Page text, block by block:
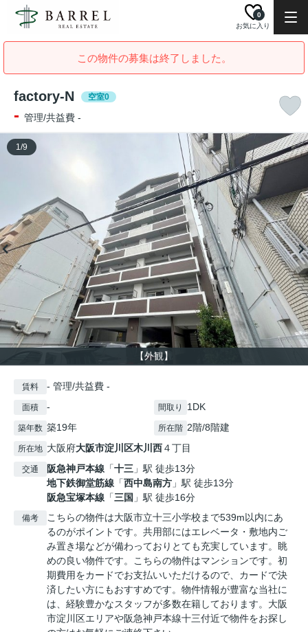
お気に入り
0
この物件の募集は終了しました。
factory-N 空室0
- 管理/共益費 -
【外観】
1/9
賃料 - 管理/共益費 -
面積 - 間取り 1DK
築年数 築19年 所在階 2階/8階建
所在地 大阪府大阪市淀川区木川西４丁目
交通 阪急神戸本線 「十三 」駅 徒歩13分
地下鉄御堂筋線 「西中島南方 」駅 徒歩13分
阪急宝塚本線 「三国 」駅 徒歩16分
備考
こちらの物件は大阪市立十三小学校まで539m以内にあ
るのがポイントです。共用部にはエレベータ・敷地内ご
み置き場などが備わっておりとても充実しています。眺
めの良い物件です。こちらの物件はマンションです。初
期費用をカードでお支払いいただけるので、カードで決
済したい方にもおすすめです。物件情報が豊富な当社に
は、経験豊かなスタッフが多数在籍しております。大阪
市淀川区エリアや阪急神戸本線十三付近で物件をお探し